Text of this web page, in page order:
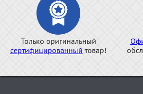
Только оригинальный
сертифицированный товар!